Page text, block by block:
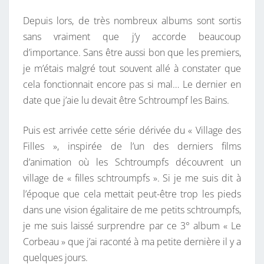
Depuis lors, de très nombreux albums sont sortis
sans vraiment que j’y accorde beaucoup
d’importance. Sans être aussi bon que les premiers,
je m’étais malgré tout souvent allé à constater que
cela fonctionnait encore pas si mal… Le dernier en
date que j’aie lu devait être Schtroumpf les Bains.
Puis est arrivée cette série dérivée du « Village des
Filles », inspirée de l’un des derniers films
d’animation où les Schtroumpfs découvrent un
village de « filles schtroumpfs ». Si je me suis dit à
l’époque que cela mettait peut-être trop les pieds
dans une vision égalitaire de me petits schtroumpfs,
je me suis laissé surprendre par ce 3° album « Le
Corbeau » que j’ai raconté à ma petite dernière il y a
quelques jours.